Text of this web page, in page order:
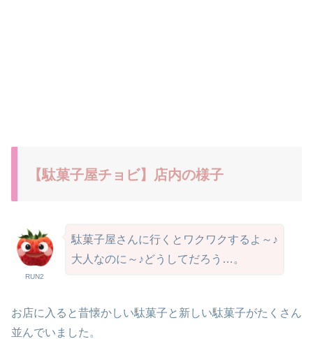
【駄菓子屋チョビ】店内の様子
RUN2
駄菓子屋さんに行くとワクワクするよ～♪
大人なのに～♪どうしてだろう…。
お店に入ると昔懐かしい駄菓子と新しい駄菓子がたくさん
並んでいました。